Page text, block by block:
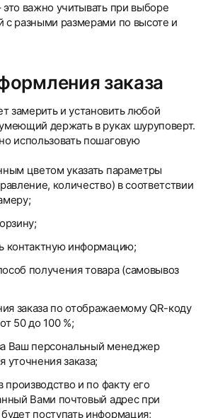
это важно учитывать при выборе
с разными размерами по высоте и
заказа
замерить и установить любой
держать в руках шуруповерт.
использовать пошаговую
цветом указать параметры
количество) в соответствии
контактную информацию;
получения товара (самовывоз
заказа по отображаемому QR-коду
50 до 100 %;
Ваш персональный менеджер
уточнения заказа;
производство и по факту его
Вами почтовый адрес при
поступать информация;